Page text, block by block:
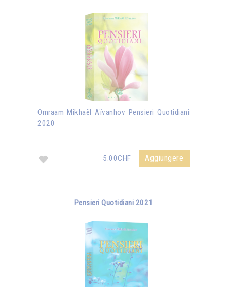
Omraam Mikhaël Aïvanhov Pensieri Quotidiani
2020
5.00CHF Aggiungere
Pensieri Quotidiani 2021